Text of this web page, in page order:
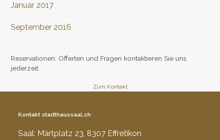
Januar 2017
September 2016
Reservationen, Offerten und Fragen kontaktieren Sie uns
jederzeit.
Zum Kontakt
Kontakt stadthaussaal.ch
Saal: Märtplatz 23, 8307 Effretikon